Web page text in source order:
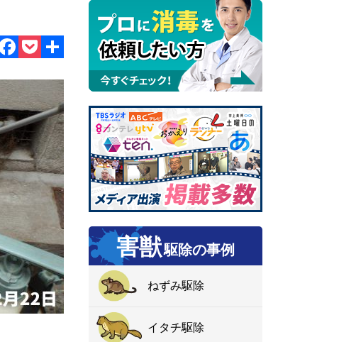
害獣駆除の事例
ねずみ駆除
イタチ駆除